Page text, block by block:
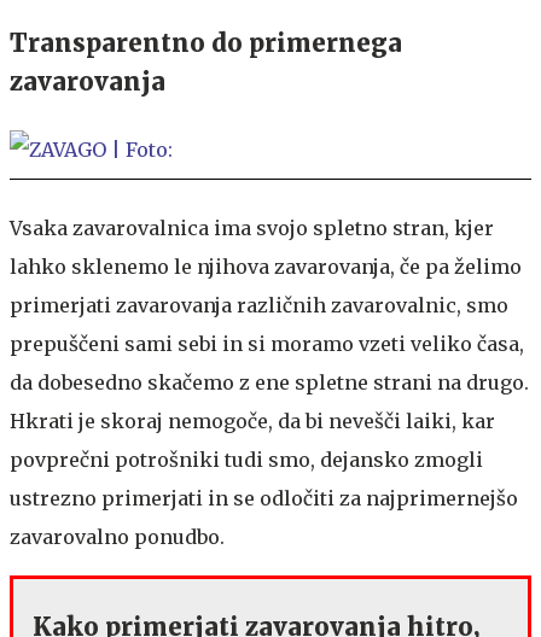
Transparentno do primernega
zavarovanja
Vsaka zavarovalnica ima svojo spletno stran, kjer
lahko sklenemo le njihova zavarovanja, če pa želimo
primerjati zavarovanja različnih zavarovalnic, smo
prepuščeni sami sebi in si moramo vzeti veliko časa,
da dobesedno skačemo z ene spletne strani na drugo.
Hkrati je skoraj nemogoče, da bi nevešči laiki, kar
povprečni potrošniki tudi smo, dejansko zmogli
ustrezno primerjati in se odločiti za najprimernejšo
zavarovalno ponudbo.
Kako primerjati zavarovanja hitro,